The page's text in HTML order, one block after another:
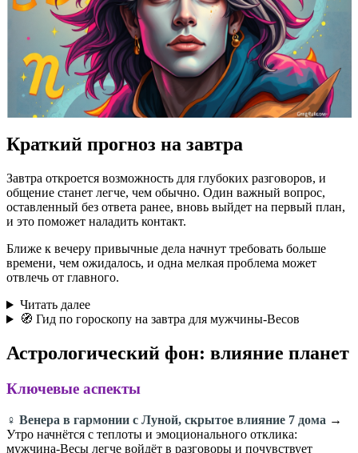
Краткий прогноз на завтра
Завтра откроется возможность для глубоких разговоров, и
общение станет легче, чем обычно. Один важный вопрос,
оставленный без ответа ранее, вновь выйдет на первый план,
и это поможет наладить контакт.
Ближе к вечеру привычные дела начнут требовать больше
времени, чем ожидалось, и одна мелкая проблема может
отвлечь от главного.
Читать далее
🧭 Гид по гороскопу на завтра для мужчины-Весов
Астрологический фон: влияние планет
Ключевые аспекты
♀️ Венера в гармонии с Луной, скрытое влияние 7 дома →
Утро начнётся с теплоты и эмоционального отклика:
мужчина-Весы легче войдёт в разговоры и почувствует